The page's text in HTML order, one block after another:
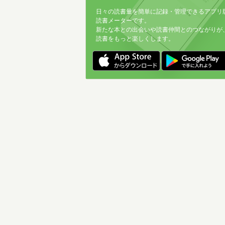
日々の読書量を簡単に記録・管理できるアプリ
読書メーターです。
新たな本との出会いや読書仲間とのつながりが
読書をもっと楽しくします。